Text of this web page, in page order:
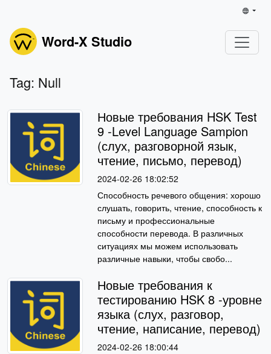
Word-X Studio
Tag: Null
Новые требования HSK Test
9 -Level Language Sampion
(слух, разговорной язык,
чтение, письмо, перевод)
2024-02-26 18:02:52
Способность речевого общения: хорошо
слушать, говорить, чтение, способность к
письму и профессиональные
способности перевода. В различных
ситуациях мы можем использовать
различные навыки, чтобы свобо...
Новые требования к
тестированию HSK 8 -уровне
языка (слух, разговор,
чтение, написание, перевод)
2024-02-26 18:00:44